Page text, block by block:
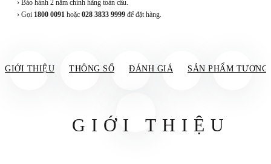
› Bảo hành 2 năm chính hãng toàn cầu.
› Gọi 1800 0091 hoặc 028 3833 9999 để đặt hàng.
GIỚI THIỆU THÔNG SỐ ĐÁNH GIÁ SẢN PHẨM TƯƠNG
GIỚI THIỆU